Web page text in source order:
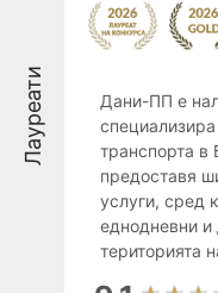
Лауреати
Дани-ПП е
транспорта в
предоставя
услуги, сред
еднодневни и
територията